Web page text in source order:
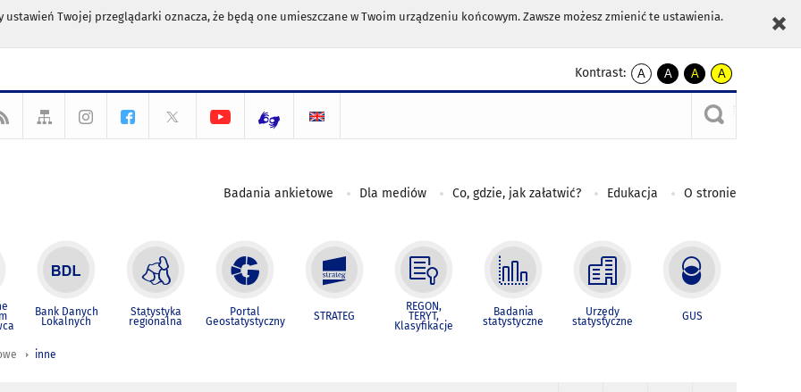
Twojej przeglądarki oznacza, że będą one umieszczane w Twoim urządzeniu końcowym. Zawsze możesz zmienić te ustawienia.
Kontrast:
A
kontrast
A
kontrast
czarnym
A
kontrast
żółty
tekst
czarnym
A
kontrast
czarny
tekst
żółtym
Badania ankietowe Dla mediów Co, gdzie, jak załatwić? Edukacja O stronie
Bank Danych
Lokalnych
Statystyka
regionalna
Portal
Geostatystyczny STRATEG
REGON,
TERYT,
Klasyfikacje
Badania
statystyczne
Urzędy
statystyczne GUS
inne